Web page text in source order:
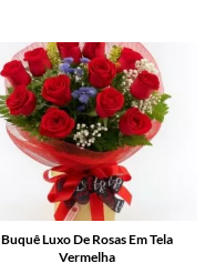
Buquê Luxo De Rosas Em Tela
Vermelha